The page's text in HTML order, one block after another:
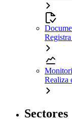
Realiza
Sectores